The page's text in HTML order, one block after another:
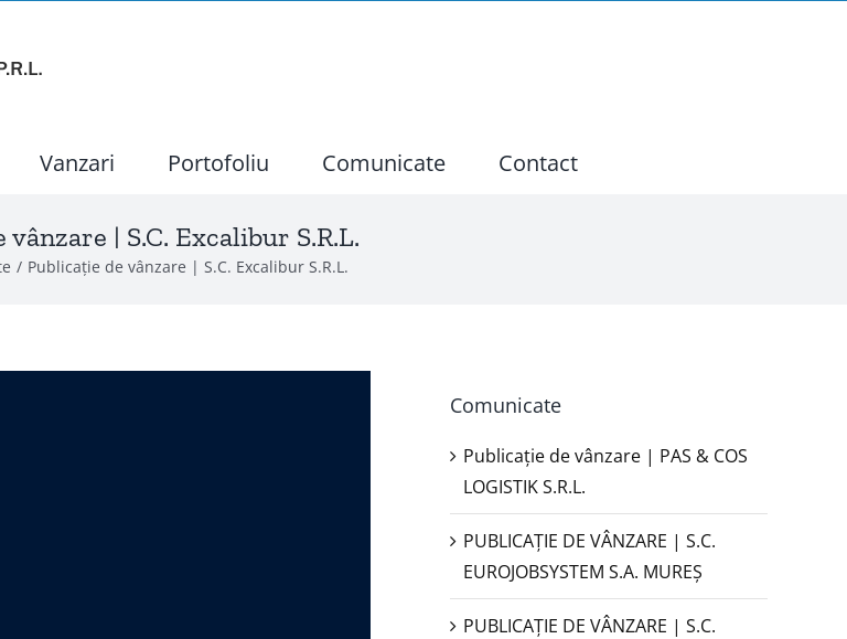
Vanzari Portofoliu Comunicate Contact
| S.C. Excalibur S.R.L.
Publicație de vânzare | S.C. Excalibur S.R.L.
Comunicate
Publicație de vânzare | PAS & COS
LOGISTIK S.R.L.
PUBLICAŢIE DE VÂNZARE | S.C.
EUROJOBSYSTEM S.A. MUREȘ
PUBLICAȚIE DE VÂNZARE | S.C.